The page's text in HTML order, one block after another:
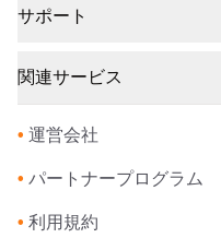
サポート
関連サービス
• 運営会社
• パートナープログラム
• 利用規約